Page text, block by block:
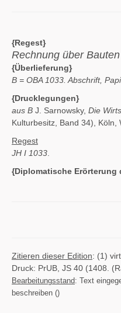
{Regest}
Rechnung über
{Überlieferung}
B = OBA 1033. Abschrift,
{Drucklegungen}
aus B J. Sarnowsky, Die
Kulturbesitz, Band 34), Köln,
Regest
JH I 1033
{Diplomatische Erörterung
Zitieren dieser Edition: (1)
Druck: PrUB, JS 40 (1408.
Bearbeitungsstand: Text
beschreiben ()